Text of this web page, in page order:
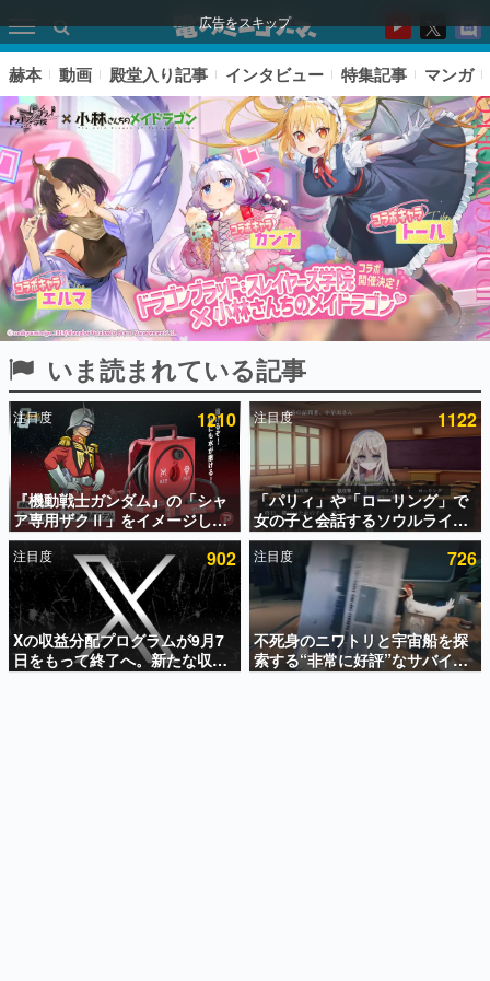
広告をスキップ
ピックアップ
電ファミのいま読まれている記事ランキング
アプリセール情報
インタビュー
連載・特集一覧
殿堂入り記事
SNS拡散数が数千以上！ ページビュー数万以上！ などな
ど。多くの人々に読まれた、電ファミ渾身の“殿堂入り”記
事をまとめました。
赫本 動画 殿堂入り記事 インタビュー 特集記事 マンガ
いま読まれている記事
注目度 1210
『機動戦士ガンダム』の「シャ
ア専用ザクⅡ」をイメージした
散水ホースリールが予約開始。
本体にはシャアのパーソナルマ
ークやジオン公国軍のエンブレ
ム、型式番号などを配置
注目度 1122
「パリィ」や「ローリング」で
女の子と会話するソウルライク
恋愛ゲーム『小早川さんはソウ
ルライク』無料公開。返事に失
敗すると「YOU DIED」
注目度 902
Xの収益分配プログラムが9月7
日をもって終了へ。新たな収益
化制度「Original Content
注目度 726
不死身のニワトリと宇宙船を探
索する“非常に好評”なサバイバ
ルゲーム『Breathedge』が無